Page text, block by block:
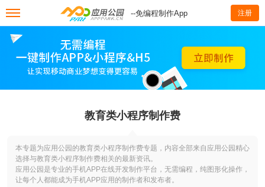
--免编程制作App 注册
教育类小程序制作费
本专题为应用公园的教育类小程序制作费专题，内容全部来自应用公园精心
选择与教育类小程序制作费相关的最新资讯。
应用公园是专业的手机APP在线开发制作平台，无需编程，纯图形化操作，
让每个人都能成为手机APP应用的制作者和发布者。